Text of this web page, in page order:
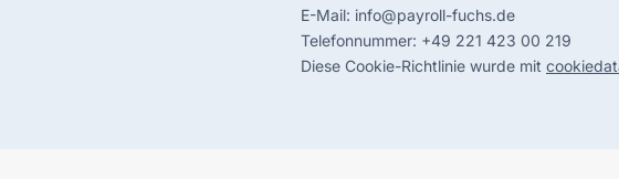
E-Mail: info@payroll-fuchs.de
Telefonnummer: +49 221 423 00 219
Diese Cookie-Richtlinie wurde mit